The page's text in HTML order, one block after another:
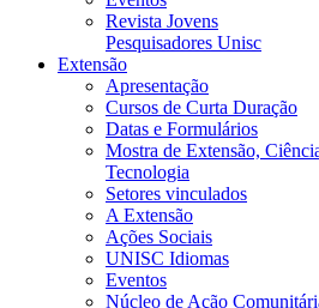
Revista Jovens
Pesquisadores Unisc
Extensão
Apresentação
Cursos de Curta Duração
Datas e Formulários
Mostra de Extensão,
Tecnologia
Setores vinculados
A Extensão
Ações Sociais
UNISC Idiomas
Eventos
Núcleo de Ação